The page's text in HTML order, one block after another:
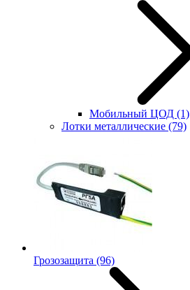
Мобильный ЦОД (1)
Лотки металлические (79)
Грозозащита (96)